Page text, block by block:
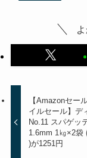
【Amazonセー
イルセール】デ
No.11 スパゲッ
1.6mm 1㎏×2袋
)が1251円